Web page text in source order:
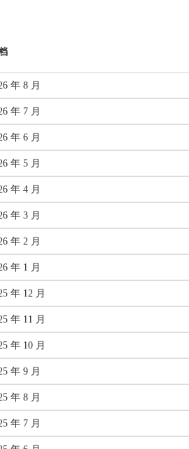
年 8 月
年 7 月
年 6 月
年 5 月
年 4 月
年 3 月
年 2 月
年 1 月
年 12 月
年 11 月
年 10 月
年 9 月
年 8 月
年 7 月